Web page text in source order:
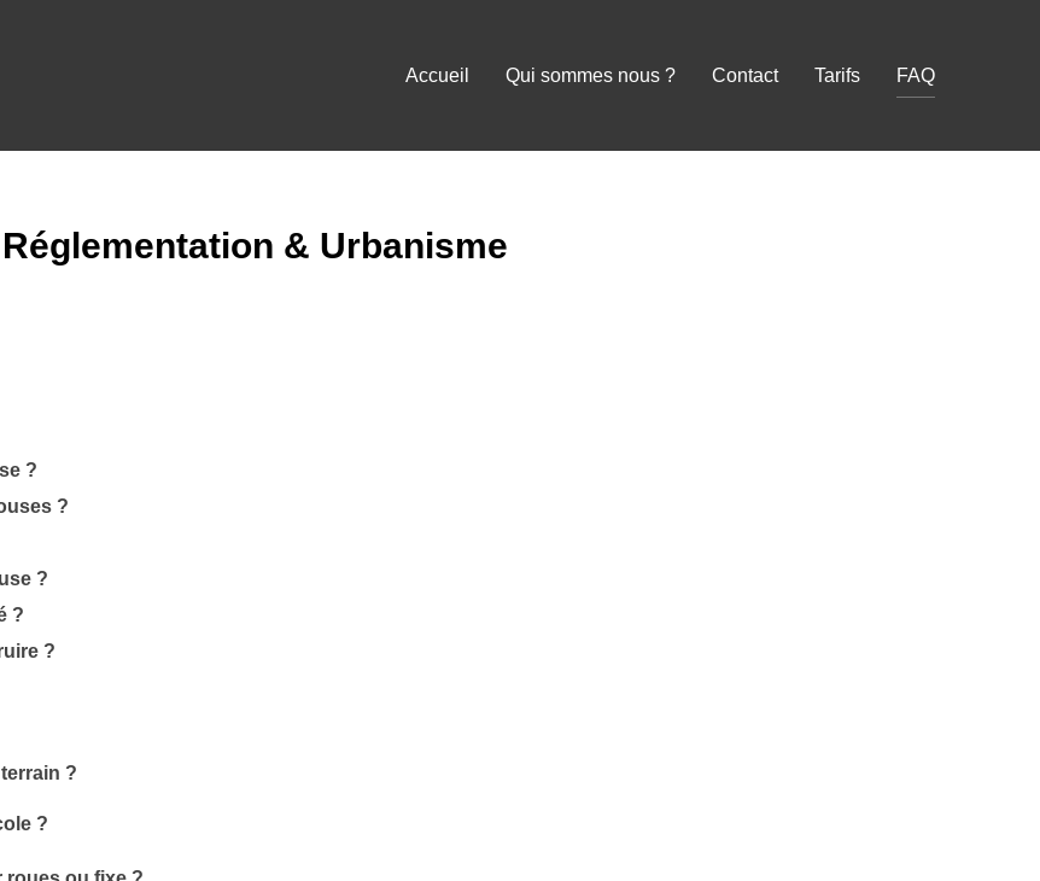
Accueil Qui sommes nous ? Contact Tarifs FAQ
Réglementation & Urbanisme
?
?
?
?
?
?
?